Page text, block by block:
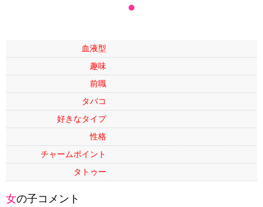
血液型
趣味
前職
タバコ
好きなタイプ
性格
チャームポイント
タトゥー
女の子コメント